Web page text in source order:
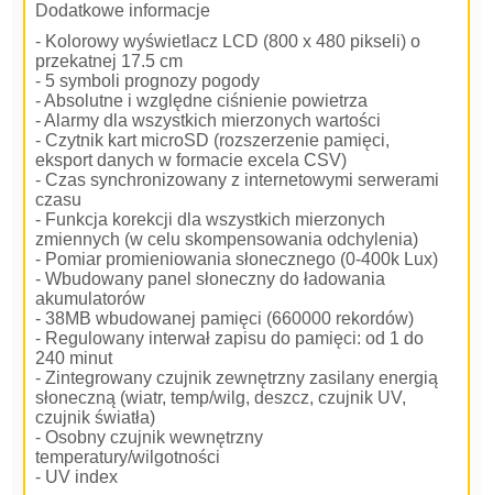
Dodatkowe informacje
- Kolorowy wyświetlacz LCD (800 x 480 pikseli) o
przekatnej 17.5 cm
- 5 symboli prognozy pogody
- Absolutne i względne ciśnienie powietrza
- Alarmy dla wszystkich mierzonych wartości
- Czytnik kart microSD (rozszerzenie pamięci,
eksport danych w formacie excela CSV)
- Czas synchronizowany z internetowymi serwerami
czasu
- Funkcja korekcji dla wszystkich mierzonych
zmiennych (w celu skompensowania odchylenia)
- Pomiar promieniowania słonecznego (0-400k Lux)
- Wbudowany panel słoneczny do ładowania
akumulatorów
- 38MB wbudowanej pamięci (660000 rekordów)
- Regulowany interwał zapisu do pamięci: od 1 do
240 minut
- Zintegrowany czujnik zewnętrzny zasilany energią
słoneczną (wiatr, temp/wilg, deszcz, czujnik UV,
czujnik światła)
- Osobny czujnik wewnętrzny
temperatury/wilgotności
- UV index